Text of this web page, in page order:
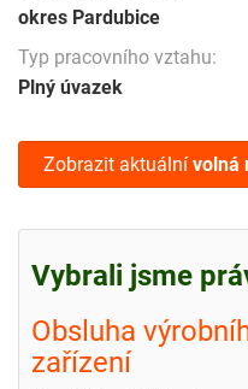
okres Pardubice
Typ pracovního vztahu:
Plný úvazek
Zobrazit aktuální volná
Vybrali jsme
Obsluha
zařízení